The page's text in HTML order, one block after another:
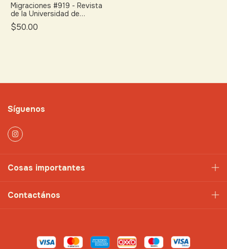
Migraciones #919 - Revista
de la Universidad de
México (abril 2025)
$50.00
Síguenos
Cosas importantes
Contactános